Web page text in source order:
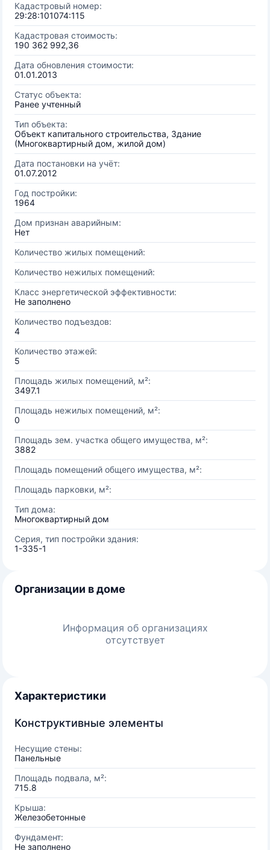
Кадастровый номер:
29:28:101074:115
Кадастровая стоимость:
190 362 992,36
Дата обновления стоимости:
01.01.2013
Статус объекта:
Ранее учтенный
Тип объекта:
Объект капитального строительства, Здание
(Многоквартирный дом, жилой дом)
Дата постановки на учёт:
01.07.2012
Год постройки:
1964
Дом признан аварийным:
Нет
Количество жилых помещений:
Количество нежилых помещений:
Класс энергетической эффективности:
Не заполнено
Количество подъездов:
4
Количество этажей:
5
Площадь жилых помещений, м²:
3497.1
Площадь нежилых помещений, м²:
0
Площадь зем. участка общего имущества, м²:
3882
Площадь помещений общего имущества, м²:
Площадь парковки, м²:
Тип дома:
Многоквартирный дом
Серия, тип постройки здания:
1-335-1
Организации в доме
Информация об организациях
отсутствует
Характеристики
Конструктивные элементы
Несущие стены:
Панельные
Площадь подвала, м²:
715.8
Крыша:
Железобетонные
Фундамент:
Не заполнено